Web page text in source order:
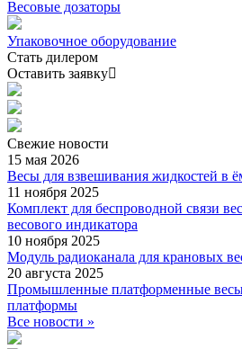
Весовые дозаторы
Упаковочное оборудование
Стать дилером
Оставить заявку
Свежие новости
15 мая 2026
Весы для взвешивания жидкостей в
11 ноября 2025
Комплект для беспроводной связи
весового индикатора
10 ноября 2025
Модуль радиоканала для крановых
20 августа 2025
Промышленные платформенные
платформы
Все новости »